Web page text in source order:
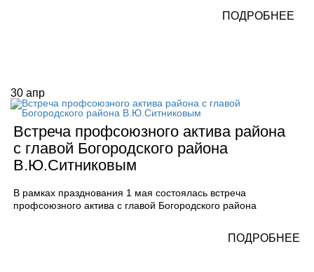
ПОДРОБНЕЕ
30 апр
Встреча профсоюзного актива района
с главой Богородского района
В.Ю.Ситниковым
В рамках празднования 1 мая состоялась встреча
профсоюзного актива с главой Богородского района
ПОДРОБНЕЕ